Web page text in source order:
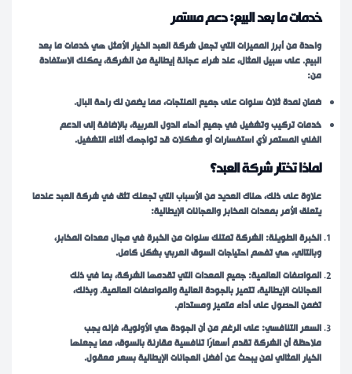
خدمات ما بعد البيع: دعم مستمر
واحدة من أبرز المميزات التي تجعل شركة العبد الخيار الأمثل هي خدمات ما بعد
البيع. على سبيل المثال، عند شراء عجانة إيطالية من الشركة، يمكنك الاستفادة
من:
ضمان لمدة ثلاث سنوات على جميع المنتجات، مما يضمن لك راحة البال.
خدمات تركيب وتشغيل في جميع أنحاء الدول العربية، بالإضافة إلى الدعم
الفني المستمر لأي استفسارات أو مشكلات قد تواجهك أثناء التشغيل.
لماذا تختار شركة العبد؟
علاوة على ذلك، هناك العديد من الأسباب التي تجعلك تثق في شركة العبد عندما
يتعلق الأمر بمعدات المخابز والعجانات الإيطالية:
الخبرة الطويلة: الشركة تمتلك سنوات من الخبرة في مجال معدات المخابز،
وبالتالي، هي تفهم احتياجات السوق العربي بشكل كامل.
المواصفات العالمية: جميع المعدات التي تقدمها الشركة، بما في ذلك
العجانات الإيطالية، تتميز بالجودة العالية والمواصفات العالمية. وبذلك،
تضمن الحصول على أداء متميز ومستدام.
السعر التنافسي: على الرغم من أن الجودة هي الأولوية، فإنه يجب
ملاحظة أن الشركة تقدم أسعارًا تنافسية مقارنة بالسوق، مما يجعلها
الخيار المثالي لمن يبحث عن أفضل العجانات الإيطالية بسعر معقول.